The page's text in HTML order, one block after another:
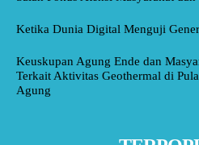
Ketika Dunia Digital Menguji
Keuskupan Agung Ende dan
Terkait Aktivitas Geothermal di
Agung